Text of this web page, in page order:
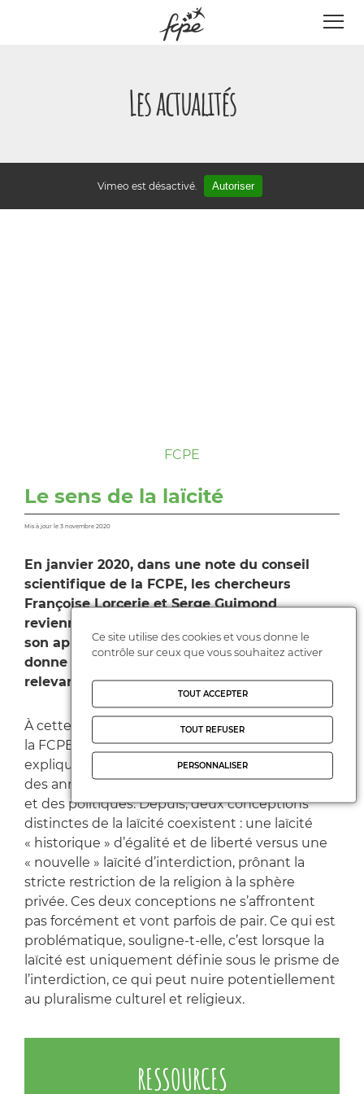
Les actualités
Vimeo est désactivé. Autoriser
FCPE
Le sens de la laïcité
Mis à jour le 3 novembre 2020
En janvier 2020, dans une note du conseil
scientifique de la FCPE, les chercheurs
Françoise Lorcerie et Serge Guimond
reviennent sur le principe de laïcité et sur
son application dans la vie courante qui
donne lieu à des interprétations divergentes
relevant du domaine de l’opinion.
À cette occasion, Françoise Lorcerie a accordé à
la FCPE un long entretien, dans lequel elle
explique comment la controverse a enflé au fil
des années dans les discours des intellectuels
et des politiques. Depuis, deux conceptions
distinctes de la laïcité coexistent : une laïcité
« historique » d’égalité et de liberté versus une
« nouvelle » laïcité d’interdiction, prônant la
stricte restriction de la religion à la sphère
privée. Ces deux conceptions ne s’affrontent
pas forcément et vont parfois de pair. Ce qui est
problématique, souligne-t-elle, c’est lorsque la
laïcité est uniquement définie sous le prisme de
l’interdiction, ce qui peut nuire potentiellement
au pluralisme culturel et religieux.
RESSOURCES
Panneau de gestion des cookies
Ce site utilise des cookies et vous donne le
contrôle sur ceux que vous souhaitez activer
TOUT ACCEPTER
TOUT REFUSER
PERSONNALISER